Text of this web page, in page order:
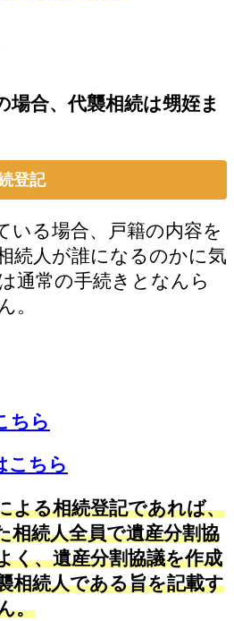
場合、代襲相続は甥姪ま
登記
いる場合、戸籍の内容を
続人が誰になるのかに気
通常の手続きとなんら
。
ちら
こちら
よる相続登記であれば、
相続人全員で遺産分割協
く、遺産分割協議を作成
相続人である旨を記載す
。